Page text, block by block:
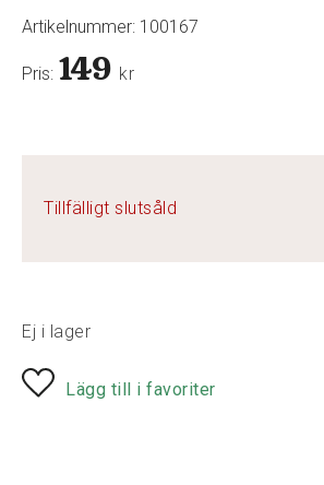
Artikelnummer: 100167
Pris: 149 kr
Tillfälligt slutsåld
Ej i lager
Lägg till i favoriter